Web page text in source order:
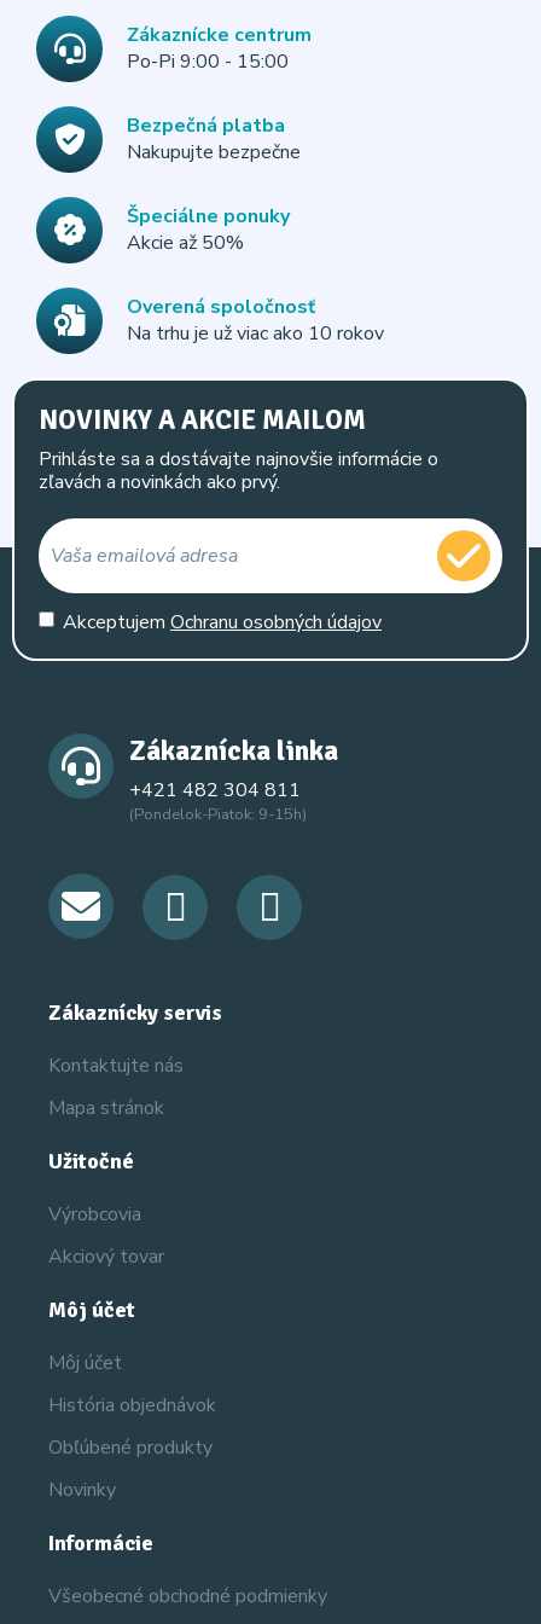
Zákaznícke centrum
Po-Pi 9:00 - 15:00
Bezpečná platba
Nakupujte bezpečne
Špeciálne ponuky
Akcie až 50%
Overená spoločnosť
Na trhu je už viac ako 10 rokov
NOVINKY A AKCIE MAILOM
Prihláste sa a dostávajte najnovšie informácie o
zľavách a novinkách ako prvý.
Akceptujem Ochranu osobných údajov
Zákaznícka linka
+421 482 304 811
(Pondelok-Piatok: 9-15h)
Zákaznícky servis
Kontaktujte nás
Mapa stránok
Užitočné
Výrobcovia
Akciový tovar
Môj účet
Môj účet
História objednávok
Obľúbené produkty
Novinky
Informácie
Všeobecné obchodné podmienky